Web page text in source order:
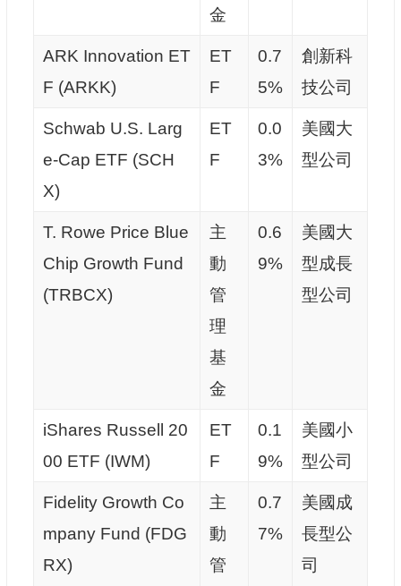
金
ARK Innovation ET
F (ARKK)
ET
F
0.7
5%
創新科
技公司
Schwab U.S. Larg
e-Cap ETF (SCH
X)
ET
F
0.0
3%
美國大
型公司
T. Rowe Price Blue
Chip Growth Fund
(TRBCX)
主
動
管
理
基
金
0.6
9%
美國大
型成長
型公司
iShares Russell 20
00 ETF (IWM)
ET
F
0.1
9%
美國小
型公司
Fidelity Growth Co
mpany Fund (FDG
RX)
主
動
管
0.7
7%
美國成
長型公
司